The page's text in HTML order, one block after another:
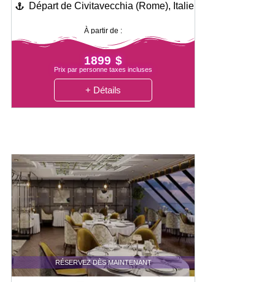
Départ de Civitavecchia (Rome), Italie
À partir de :
1899 $
Prix par personne taxes incluses
+ Détails
RÉSERVEZ DÈS MAINTENANT